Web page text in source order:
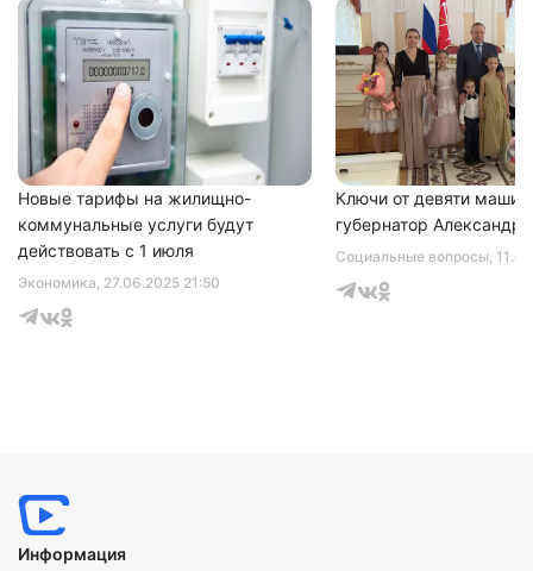
Экономика, 27.06.2025 21:50
Новые тарифы на жилищно-
коммунальные услуги будут
действовать с 1 июля
Социальные вопросы,
Ключи от девяти машин
губернатор Александр
Информация